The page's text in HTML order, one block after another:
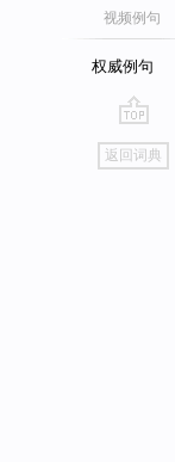
视频例句
权威例句
go
top
返回词典